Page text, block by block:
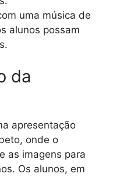
uma música de
alunos possam
da
apresentação
onde o
as imagens para
Os alunos, em